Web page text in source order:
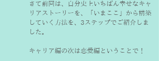
さて前回は、自分史上いちばん幸せなキャ
リアストーリーを、「いまここ」から構築
していく方法を、3ステップでご紹介しま
した。
キャリア編の次は恋愛編ということで！